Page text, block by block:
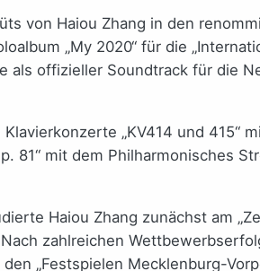
von Haiou Zhang in den
„My 2020“ für die
als offizieller Soundtrack für die
„KV414 und 415“
81“ mit dem Philharmonisches
Haiou Zhang zunächst am
Nach zahlreichen
„Festspielen Mecklenburg-